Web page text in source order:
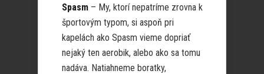
Spasm – My, ktorí nepatríme zrovna k
športovým typom, si aspoň pri
kapelách ako Spasm vieme dopriať
nejaký ten aerobik, alebo ako sa tomu
nadáva. Natiahneme boratky,